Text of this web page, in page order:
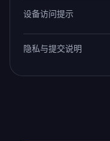
设备访问提示
隐私与提交说明